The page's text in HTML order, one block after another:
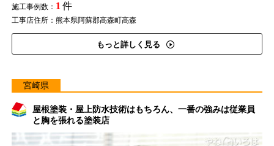
施工事例数： 1 件
工事店住所：熊本県阿蘇郡高森町高森
もっと詳しく見る
宮崎県
屋根塗装・屋上防水技術はもちろん、一番の強みは従業員
と胸を張れる塗装店